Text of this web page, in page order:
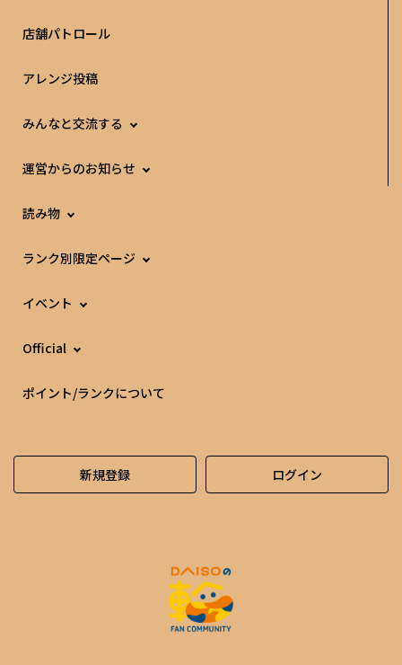
店舗パトロール
アレンジ投稿
みんなと交流する
運営からのお知らせ
読み物
ランク別限定ページ
イベント
Official
ポイント/ランクについて
新規登録 ログイン